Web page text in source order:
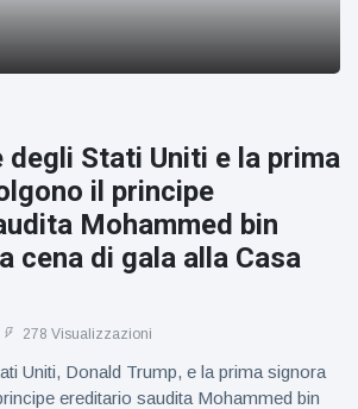
degli Stati Uniti e la prima
il principe
Mohammed bin
cena di gala alla Casa
278 Visualizzazioni
Uniti, Donald Trump, e la prima signora
ereditario saudita Mohammed bin